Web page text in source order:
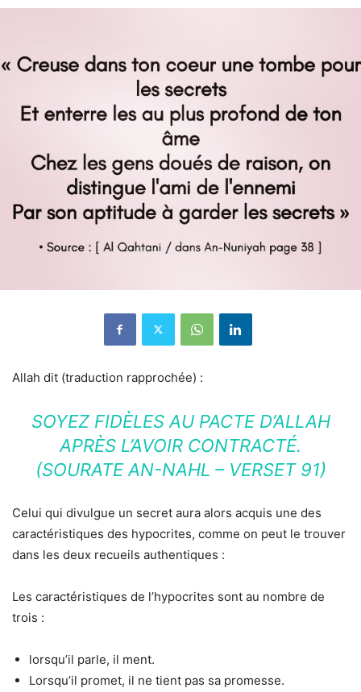
Allah dit (traduction rapprochée) :
SOYEZ FIDÈLES AU PACTE D’ALLAH
APRÈS L’AVOIR CONTRACTÉ.
(SOURATE AN-NAHL – VERSET 91)
Celui qui divulgue un secret aura alors acquis une des
caractéristiques des hypocrites, comme on peut le trouver
dans les deux recueils authentiques :
Les caractéristiques de l’hypocrites sont au nombre de
trois :
lorsqu’il parle, il ment.
Lorsqu’il promet, il ne tient pas sa promesse.